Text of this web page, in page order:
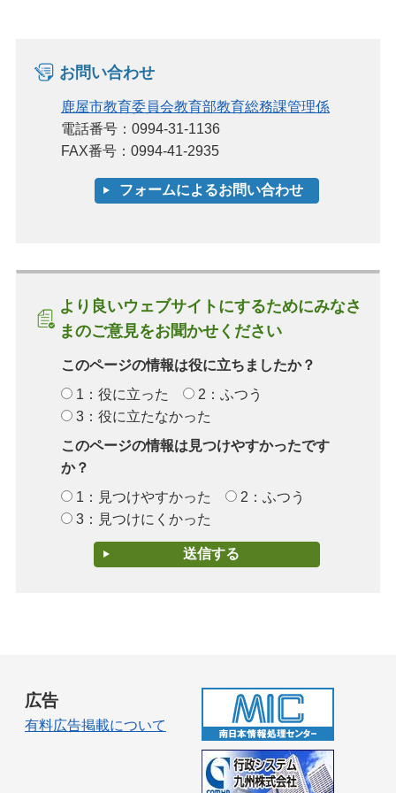
お問い合わせ
鹿屋市教育委員会教育部教育総務課管理係
電話番号：0994-31-1136
FAX番号：0994-41-2935
より良いウェブサイトにするためにみなさ
まのご意見をお聞かせください
このページの情報は役に立ちましたか？
1：役に立った
2：ふつう
3：役に立たなかった
このページの情報は見つけやすかったです
か？
1：見つけやすかった
2：ふつう
3：見つけにくかった
広告
有料広告掲載について